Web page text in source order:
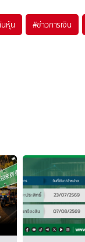
หุ้น #ข่าวการเงิน